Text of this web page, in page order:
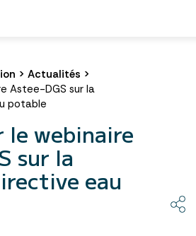
> Actualités >
Astee-DGS sur la
potable
le webinaire
sur la
eau